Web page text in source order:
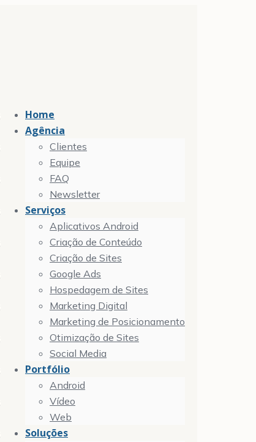
Home
Agência
Clientes
Equipe
FAQ
Newsletter
Serviços
Aplicativos Android
Criação de Conteúdo
Criação de Sites
Google Ads
Hospedagem de Sites
Marketing Digital
Marketing de Posicionamento
Otimização de Sites
Social Media
Portfólio
Android
Vídeo
Web
Soluções